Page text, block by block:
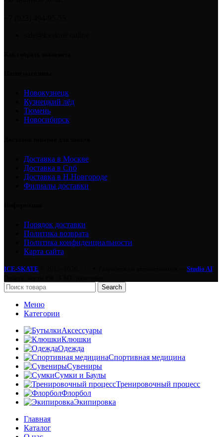
Новокузнецк
Кузнецкий лёд
Тюмень
Новосибирск
Доставка в Москве
Доставка в Спб
Доставка в Н.Новгороде
Филиалы доставки
Порядок доставки
Политика возврата
Политика конфиденциальности
Карта сайта
ICE-SKATE
Studio AI
Search
Меню
Категории
Аксессуары
Клюшки
Одежда
Спортивная медицина
Сувениры
Сумки и Баулы
Тренировочный процесс
Флорбол
Экипировка
Главная
Каталог